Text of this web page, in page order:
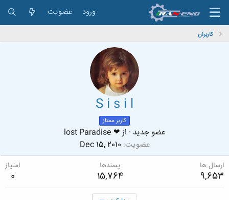
ورود عضویت
کاربران
S i s i l
کاربر ممتاز
عضو جدید · از ❤ lost Paradise
عضویت Dec 15, 2010
ارسال ها
9,653
پسندها
15,764
امتیاز
0